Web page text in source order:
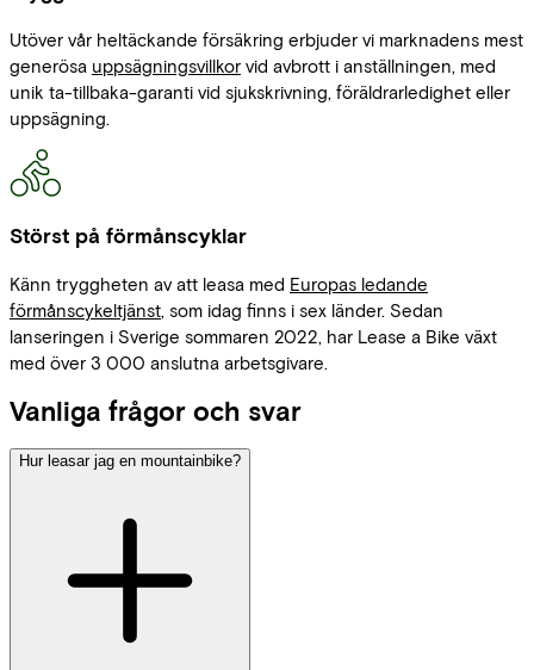
Utöver vår heltäckande försäkring erbjuder vi marknadens mest
generösa uppsägningsvillkor vid avbrott i anställningen, med
unik ta-tillbaka-garanti vid sjukskrivning, föräldrarledighet eller
uppsägning.
Störst på förmånscyklar
Känn tryggheten av att leasa med Europas ledande
förmånscykeltjänst, som idag finns i sex länder. Sedan
lanseringen i Sverige sommaren 2022, har Lease a Bike växt
med över 3 000 anslutna arbetsgivare.
Vanliga frågor och svar
Hur leasar jag en mountainbike?